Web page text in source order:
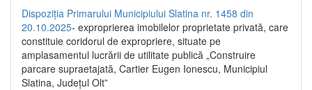
Dispoziția Primarului Municipiului Slatina nr. 1458 din
20.10.2025- exproprierea imobilelor proprietate privată, care
constituie coridorul de expropriere, situate pe
amplasamentul lucrării de utilitate publică „Construire
parcare supraetajată, Cartier Eugen Ionescu, Municipiul
Slatina, Județul Olt”